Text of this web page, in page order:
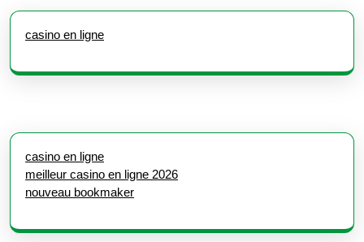
casino en ligne
casino en ligne
meilleur casino en ligne 2026
nouveau bookmaker